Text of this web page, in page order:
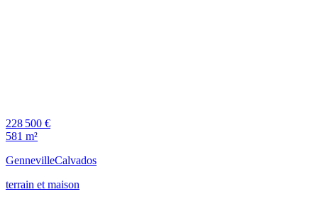
228 500 €
581 m²
GennevilleCalvados
terrain et maison